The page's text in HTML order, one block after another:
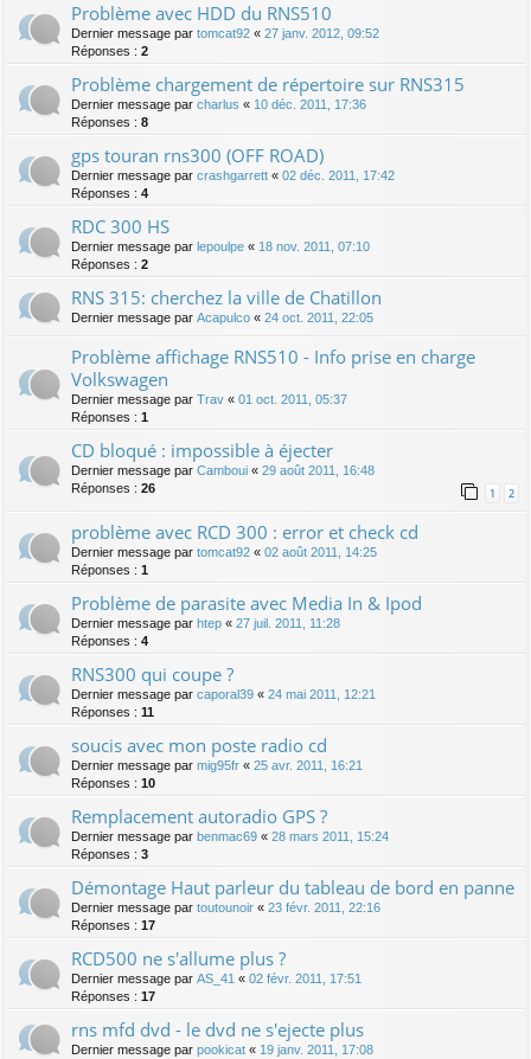
Problème avec HDD du RNS510
Dernier message par tomcat92 « 27 janv. 2012, 09:52
Réponses : 2
Problème chargement de répertoire sur RNS315
Dernier message par charlus « 10 déc. 2011, 17:36
Réponses : 8
gps touran rns300 (OFF ROAD)
Dernier message par crashgarrett « 02 déc. 2011, 17:42
Réponses : 4
RDC 300 HS
Dernier message par lepoulpe « 18 nov. 2011, 07:10
Réponses : 2
RNS 315: cherchez la ville de Chatillon
Dernier message par Acapulco « 24 oct. 2011, 22:05
Problème affichage RNS510 - Info prise en charge
Volkswagen
Dernier message par Trav « 01 oct. 2011, 05:37
Réponses : 1
CD bloqué : impossible à éjecter
Dernier message par Camboui « 29 août 2011, 16:48
Réponses : 26 1 2
problème avec RCD 300 : error et check cd
Dernier message par tomcat92 « 02 août 2011, 14:25
Réponses : 1
Problème de parasite avec Media In & Ipod
Dernier message par htep « 27 juil. 2011, 11:28
Réponses : 4
RNS300 qui coupe ?
Dernier message par caporal39 « 24 mai 2011, 12:21
Réponses : 11
soucis avec mon poste radio cd
Dernier message par mig95fr « 25 avr. 2011, 16:21
Réponses : 10
Remplacement autoradio GPS ?
Dernier message par benmac69 « 28 mars 2011, 15:24
Réponses : 3
Démontage Haut parleur du tableau de bord en panne
Dernier message par toutounoir « 23 févr. 2011, 22:16
Réponses : 17
RCD500 ne s'allume plus ?
Dernier message par AS_41 « 02 févr. 2011, 17:51
Réponses : 17
rns mfd dvd - le dvd ne s'ejecte plus
Dernier message par pookicat « 19 janv. 2011, 17:08